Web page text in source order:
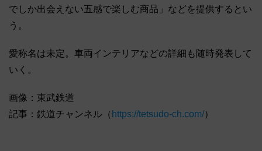
でしか出会えない五感で楽しむ商品」などを提供するとい
う。
愛称名は未定。車両インテリアなどの詳細も随時発表して
いく。
画像：東武鉄道
記事：鉄道チャンネル（ https://tetsudo-ch.com/）